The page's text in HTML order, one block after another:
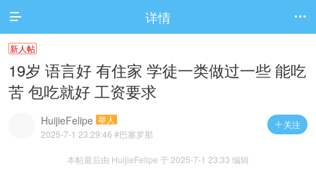
 详情 
新人帖
19岁 语言好 有住家 学徒一类做过一些 能吃
苦 包吃就好 工资要求
 关注
HuijieFelipe 举人
2025-7-1 23:29:46 #巴塞罗那
本帖最后由 HuijieFelipe 于 2025-7-1 23:33 编辑